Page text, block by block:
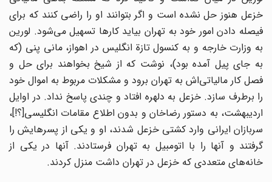
خزعل هنوز حل نشده است و اگر بتوانند او را راضی کنند که برای
فیصله دادن امور خود به تهران بیاید کارها تسهیل می‌شود. لورین
به وزارت خارجه و به کنسول تازة انگلیس در اهواز، مانی پنی (که
به جای پیل آمده بود)، نوشت که از شیخ بخواهند برای حل و
فصل کار مالیاتی‌اش به تهران برود و مشکلات مربوط به اموال خود
را برطرف سازد. خزعل به دلهره افتاد و چندی پاسخ نداد. در اوایل
اردیبهشت، به دستور رضاخان و بدون اطلاع مقامات انگلیسی[؟!]،
سربازان ایرانی وارد کشتی خزعل شدند، او و یکی از پسرهایش را
گرفتند و آنها را با اتومبیل به تهران فرستادند. آنها در یکی از
خانه‌های متعددی که خزعل در تهران داشت منزل کردند.